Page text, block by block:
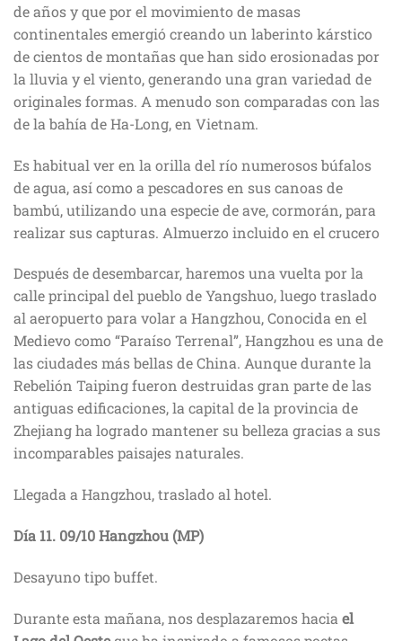
de años y que por el movimiento de masas
continentales emergió creando un laberinto kárstico
de cientos de montañas que han sido erosionadas por
la lluvia y el viento, generando una gran variedad de
originales formas. A menudo son comparadas con las
de la bahía de Ha-Long, en Vietnam.
Es habitual ver en la orilla del río numerosos búfalos
de agua, así como a pescadores en sus canoas de
bambú, utilizando una especie de ave, cormorán, para
realizar sus capturas. Almuerzo incluido en el crucero
Después de desembarcar, haremos una vuelta por la
calle principal del pueblo de Yangshuo, luego traslado
al aeropuerto para volar a Hangzhou, Conocida en el
Medievo como “Paraíso Terrenal”, Hangzhou es una de
las ciudades más bellas de China. Aunque durante la
Rebelión Taiping fueron destruidas gran parte de las
antiguas edificaciones, la capital de la provincia de
Zhejiang ha logrado mantener su belleza gracias a sus
incomparables paisajes naturales.
Llegada a Hangzhou, traslado al hotel.
Día 11. 09/10Hangzhou (MP)
Desayuno tipo buffet.
Durante esta mañana, nos desplazaremos hacia el